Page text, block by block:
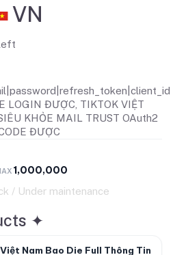
VN
LOGIN ĐƯỢC, TIKTOK VIỆT
KHỎE MAIL TRUST OAuth2
ĐƯỢC
1,000,000
/ Under maintenance
✦
Nam Bao Die Full Thông Tin